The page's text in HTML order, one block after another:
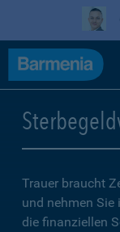
Trauer braucht
und nehmen Sie
die finanziellen